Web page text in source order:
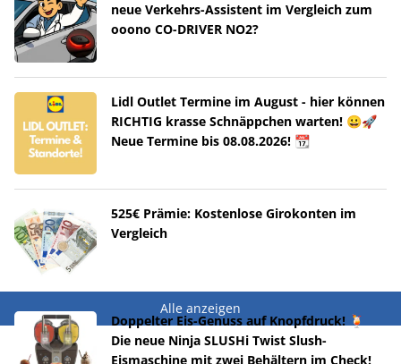
neue Verkehrs-Assistent im Vergleich zum
ooono CO-DRIVER NO2?
Lidl Outlet Termine im August - hier können
RICHTIG krasse Schnäppchen warten! 😀🚀
Neue Termine bis 08.08.2026! 📆
525€ Prämie: Kostenlose Girokonten im
Vergleich
Alle anzeigen
Doppelter Eis-Genuss auf Knopfdruck! 🍹
Die neue Ninja SLUSHi Twist Slush-
Eismaschine mit zwei Behältern im Check!